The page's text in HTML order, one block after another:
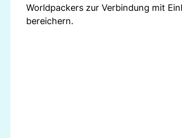
Worldpackers zur Verbindung mit
bereichern.